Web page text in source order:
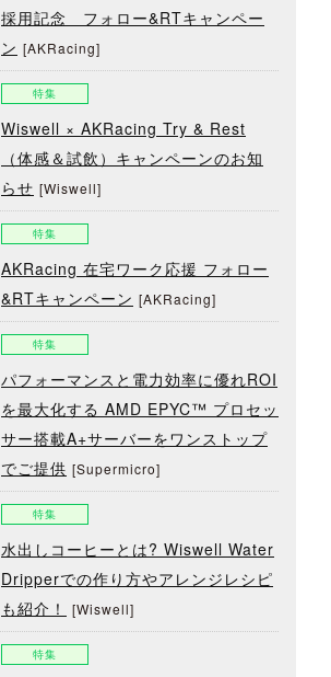
採用記念 フォロー&RTキャンペー
ン [AKRacing]
特集
Wiswell × AKRacing Try & Rest
（体感＆試飲）キャンペーンのお知
らせ [Wiswell]
特集
AKRacing 在宅ワーク応援 フォロー
&RTキャンペーン [AKRacing]
特集
パフォーマンスと電力効率に優れROI
を最大化する AMD EPYC™ プロセッ
サー搭載A+サーバーをワンストップ
でご提供 [Supermicro]
特集
水出しコーヒーとは? Wiswell Water
Dripperでの作り方やアレンジレシピ
も紹介！
[Wiswell]
特集